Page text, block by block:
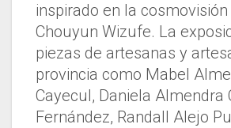
inspirado en la
Chouyun Wizufe. La
piezas de artesanas y
provincia como Mabel
Cayecul, Daniela Almendra
Fernández, Randall Alejo